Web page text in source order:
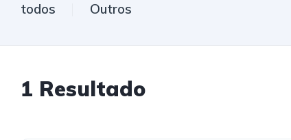
todos Outros
1 Resultado